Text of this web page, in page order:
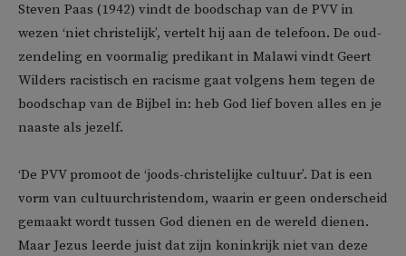
Steven Paas (1942) vindt de boodschap van de PVV in
wezen ‘niet christelijk’, vertelt hij aan de telefoon. De oud-
zendeling en voormalig predikant in Malawi vindt Geert
Wilders racistisch en racisme gaat volgens hem tegen de
boodschap van de Bijbel in: heb God lief boven alles en je
naaste als jezelf.
‘De PVV promoot de ‘joods-christelijke cultuur’. Dat is een
vorm van cultuurchristendom, waarin er geen onderscheid
gemaakt wordt tussen God dienen en de wereld dienen.
Maar Jezus leerde juist dat zijn koninkrijk niet van deze